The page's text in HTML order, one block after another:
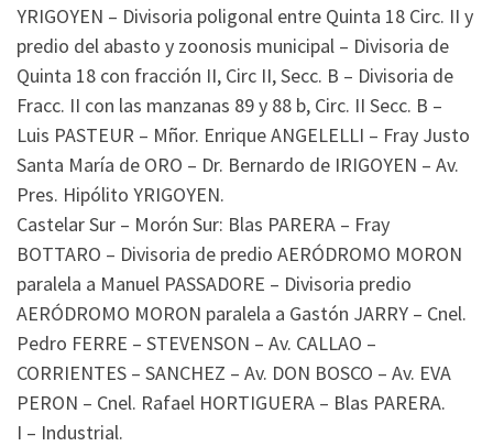
YRIGOYEN – Divisoria poligonal entre Quinta 18 Circ. II y
predio del abasto y zoonosis municipal – Divisoria de
Quinta 18 con fracción II, Circ II, Secc. B – Divisoria de
Fracc. II con las manzanas 89 y 88 b, Circ. II Secc. B –
Luis PASTEUR – Mñor. Enrique ANGELELLI – Fray Justo
Santa María de ORO – Dr. Bernardo de IRIGOYEN – Av.
Pres. Hipólito YRIGOYEN.
Castelar Sur – Morón Sur: Blas PARERA – Fray
BOTTARO – Divisoria de predio AERÓDROMO MORON
paralela a Manuel PASSADORE – Divisoria predio
AERÓDROMO MORON paralela a Gastón JARRY – Cnel.
Pedro FERRE – STEVENSON – Av. CALLAO –
CORRIENTES – SANCHEZ – Av. DON BOSCO – Av. EVA
PERON – Cnel. Rafael HORTIGUERA – Blas PARERA.
I – Industrial.